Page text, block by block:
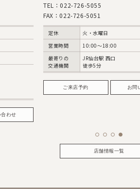
FAX：03-5798-2612
営業時間
10:00〜19:00
提供サービス
フォト
最寄りの
交通機関
都営浅草線 高輪台駅
A1出口 徒歩3分
JR品川駅
高輪口 徒歩12分
店舗情報一覧